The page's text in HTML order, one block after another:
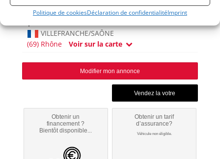
Politique de cookiesDéclaration de confidentialitéImprint
2011
VILLEFRANCHE/SAÔNE
(69) Rhône
Voir sur la carte
Modifier mon annonce
Obtenir un
financement ?
Bientôt disponible...
Obtenir un tarif
d’assurance?
Véhicule non éligible.